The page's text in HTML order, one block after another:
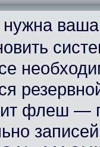
нужна
флеш —